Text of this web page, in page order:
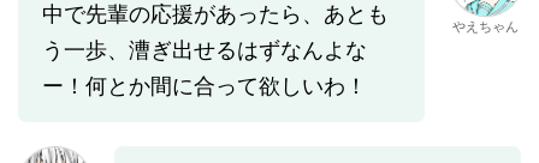
中で先輩の応援があったら、あとも
う一歩、漕ぎ出せるはずなんよな
ー！何とか間に合って欲しいわ！
やえちゃん